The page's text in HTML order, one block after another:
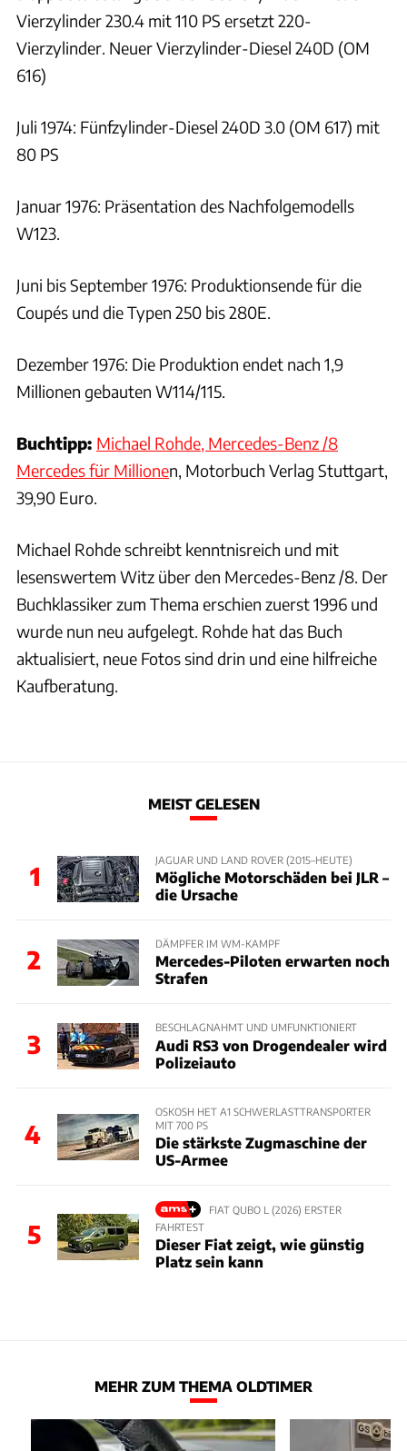
Vierzylinder 230.4 mit 110 PS ersetzt 220-
Vierzylinder. Neuer Vierzylinder-Diesel 240D (OM
616)
Juli 1974: Fünfzylinder-Diesel 240D 3.0 (OM 617) mit
80 PS
Januar 1976: Präsentation des Nachfolgemodells
W123.
Juni bis September 1976: Produktionsende für die
Coupés und die Typen 250 bis 280E.
Dezember 1976: Die Produktion endet nach 1,9
Millionen gebauten W114/115.
Buchtipp: Michael Rohde, Mercedes-Benz /8
Mercedes für Millionen, Motorbuch Verlag Stuttgart,
39,90 Euro.
Michael Rohde schreibt kenntnisreich und mit
lesenswertem Witz über den Mercedes-Benz /8. Der
Buchklassiker zum Thema erschien zuerst 1996 und
wurde nun neu aufgelegt. Rohde hat das Buch
aktualisiert, neue Fotos sind drin und eine hilfreiche
Kaufberatung.
MEIST GELESEN
1
JAGUAR UND LAND ROVER (2015–HEUTE)
Mögliche Motorschäden bei JLR –
die Ursache
2
DÄMPFER IM WM-KAMPF
Mercedes-Piloten erwarten noch
Strafen
3
BESCHLAGNAHMT UND UMFUNKTIONIERT
Audi RS3 von Drogendealer wird
Polizeiauto
4
OSKOSH HET A1 SCHWERLASTTRANSPORTER
MIT 700 PS
Die stärkste Zugmaschine der
US-Armee
5
FIAT QUBO L (2026) ERSTER
FAHRTEST
Dieser Fiat zeigt, wie günstig
Platz sein kann
MEHR ZUM THEMA OLDTIMER